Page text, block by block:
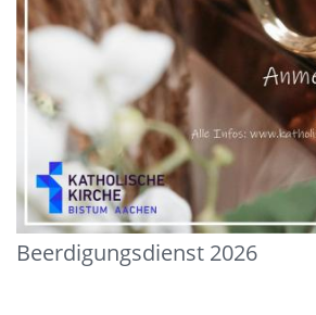
Beerdigungsdienst 2026